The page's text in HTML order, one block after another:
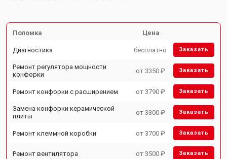
Поломка Цена
Диагностика бесплатно Заказать
Ремонт регулятора мощности
конфорки
от 3350 ₽ Заказать
Ремонт конфорки с расширением от 3790 ₽ Заказать
Замена конфорки керамической
плиты
от 3300 ₽ Заказать
Ремонт клеммной коробки от 3700 ₽ Заказать
Ремонт вентилятора от 3500 ₽ Заказать